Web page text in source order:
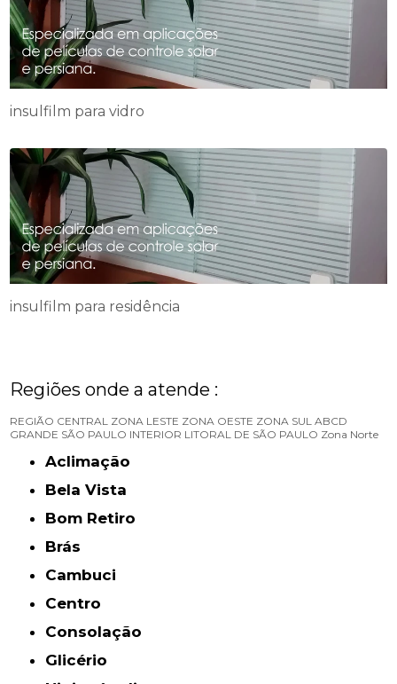
insulfilm para vidro
insulfilm para residência
Regiões onde a atende :
REGIÃO CENTRAL ZONA LESTE ZONA OESTE ZONA SUL ABCD
GRANDE SÃO PAULO INTERIOR LITORAL DE SÃO PAULO Zona Norte
Aclimação
Bela Vista
Bom Retiro
Brás
Cambuci
Centro
Consolação
Glicério